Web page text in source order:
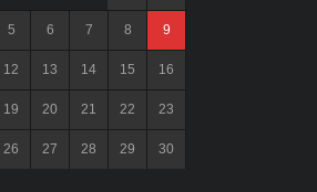
5 6 7 8 9
12 13 14 15 16
19 20 21 22 23
26 27 28 29 30